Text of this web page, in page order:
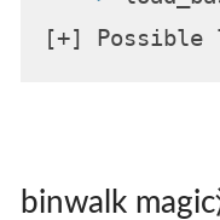
binwalk